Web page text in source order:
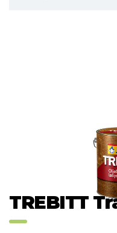
TREBITT